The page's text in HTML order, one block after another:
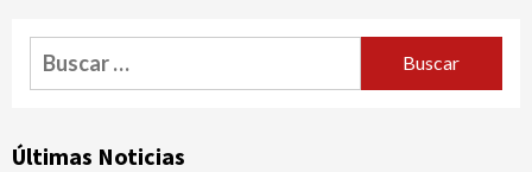
Buscar:
Últimas Noticias